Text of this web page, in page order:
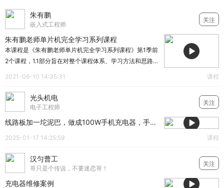
朱有鹏
嵌入式工程师
关注
朱有鹏老师单片机完全学习系列课程
本课程是《朱有鹏老师单片机完全学习系列课程》第1季前
2个课程，1.1部分旨在对整个课程体系、学习方法和思路、
语言讲了很多和单片机有关的技术概念，如CPU、ROM、
RAM、外设、电路板、软件硬件工作的差别等。目的是希
2021-06-10 14:35:31 课程
光头机电
电子工程师
关注
线路板加一坨泥巴，做成100W手机充电器，手机用了会怎么样？
2025-01-17 14:25:59 课程
汉匀曹工
哥只是个传说，不要迷恋哥！
关注
充电器维修案例